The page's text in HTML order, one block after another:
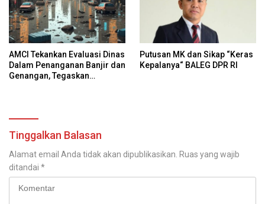
AMCI Tekankan Evaluasi Dinas
Dalam Penanganan Banjir dan
Genangan, Tegaskan
Putusan MK dan Sikap “Keras
Kepalanya“ BALEG DPR RI
Tinggalkan Balasan
Alamat email Anda tidak akan dipublikasikan. Ruas yang wajib
ditandai *